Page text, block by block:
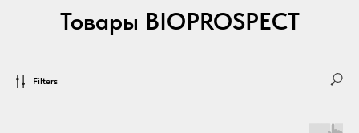
Товары BIOPROSPECT
Filters